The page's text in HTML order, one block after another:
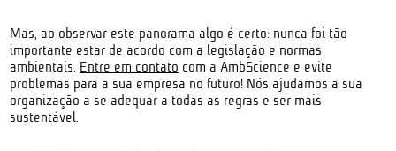
Mas, ao observar este panorama algo é certo: nunca foi tão
importante estar de acordo com a legislação e normas
ambientais. Entre em contato com a AmbScience e evite
problemas para a sua empresa no futuro! Nós ajudamos a sua
organização a se adequar a todas as regras e ser mais
sustentável.